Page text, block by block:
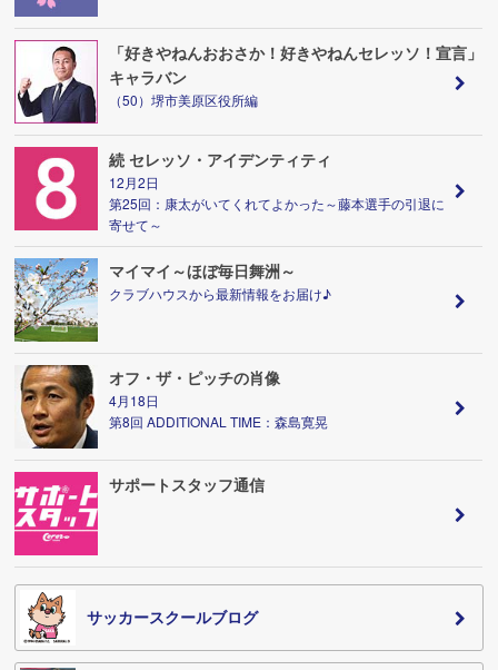
「好きやねんおおさか！好きやねんセレッソ！宣言」
キャラバン
（50）堺市美原区役所編
続 セレッソ・アイデンティティ
12月2日
第25回：康太がいてくれてよかった～藤本選手の引退に
寄せて～
マイマイ～ほぼ毎日舞洲～
クラブハウスから最新情報をお届け♪
オフ・ザ・ピッチの肖像
4月18日
第8回 ADDITIONAL TIME：森島寛晃
サポートスタッフ通信
サッカースクールブログ